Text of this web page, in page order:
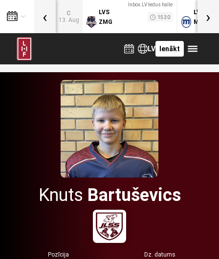
C
13. Aug
Inbox.LV ledus halle
LVS
ZMG
15:30
LVB
MOG
‹ ›
LV Ienākt
Knuts Bartuševics
Pozīcija Dz. datums